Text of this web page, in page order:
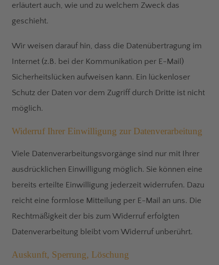
erläutert auch, wie und zu welchem Zweck das
geschieht.
Wir weisen darauf hin, dass die Datenübertragung im
Internet (z.B. bei der Kommunikation per E-Mail)
Sicherheitslücken aufweisen kann. Ein lückenloser
Schutz der Daten vor dem Zugriff durch Dritte ist nicht
möglich.
Widerruf Ihrer Einwilligung zur Datenverarbeitung
Viele Datenverarbeitungsvorgänge sind nur mit Ihrer
ausdrücklichen Einwilligung möglich. Sie können eine
bereits erteilte Einwilligung jederzeit widerrufen. Dazu
reicht eine formlose Mitteilung per E-Mail an uns. Die
Rechtmäßigkeit der bis zum Widerruf erfolgten
Datenverarbeitung bleibt vom Widerruf unberührt.
Auskunft, Sperrung, Löschung